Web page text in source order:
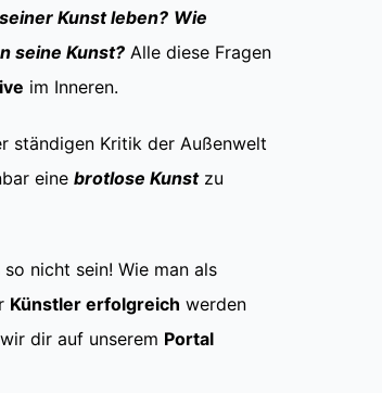
Kunst leben? Wie
seine Kunst? Alle diese Fragen
im Inneren.
ständigen Kritik der Außenwelt
eine brotlose Kunstzu
nicht sein! Wie man als
Künstler erfolgreich werden
dir auf unserem Portal